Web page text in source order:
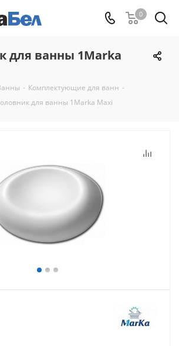
0
для ванны 1Marka
- Комплектующие для ванн -
для ванны 1Marka Maxi